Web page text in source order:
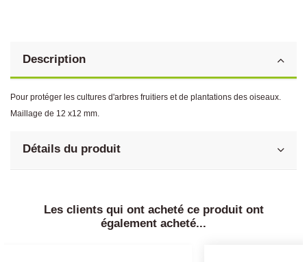
Description
Pour protéger les cultures d'arbres fruitiers et de plantations des oiseaux.
Maillage de 12 x12 mm.
Détails du produit
Les clients qui ont acheté ce produit ont
également acheté...